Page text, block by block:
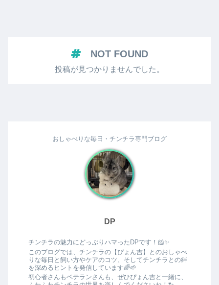
NOT FOUND
投稿が見つかりませんでした。
おしゃべりな毎日・チンチラ専門ブログ
DP
チンチラの魅力にどっぷりハマったDPです！🐹✨
このブログでは、チンチラの【ぴょん吉】とのおしゃべ
りな毎日と飼い方やケアのコツ、そしてチンチラとの絆
を深めるヒントを発信しています🌈🌱
初心者さんもベテランさんも、ぜひぴょん吉と一緒に、